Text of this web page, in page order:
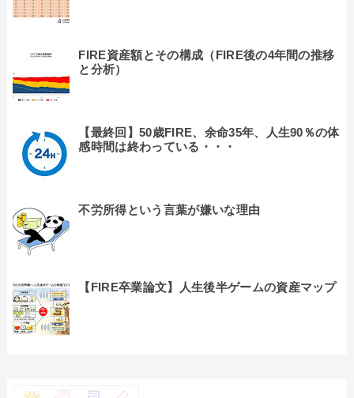
FIRE資産額とその構成（FIRE後の4年間の推移
と分析）
【最終回】50歳FIRE、余命35年、人生90％の体
感時間は終わっている・・・
不労所得という言葉が嫌いな理由
【FIRE卒業論文】人生後半ゲームの資産マップ